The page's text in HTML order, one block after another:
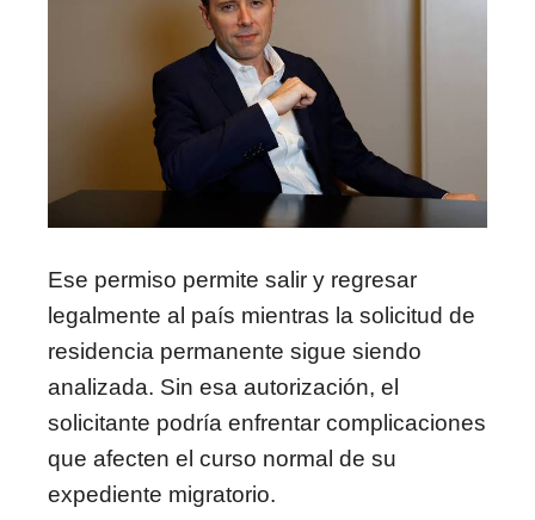
Ese permiso permite salir y regresar
legalmente al país mientras la solicitud de
residencia permanente sigue siendo
analizada. Sin esa autorización, el
solicitante podría enfrentar complicaciones
que afecten el curso normal de su
expediente migratorio.